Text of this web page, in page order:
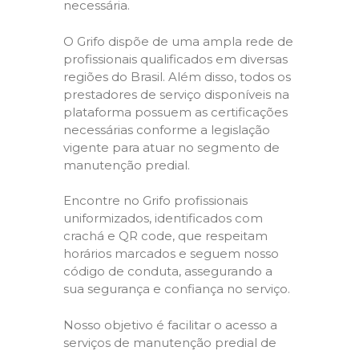
necessária.
O Grifo dispõe de uma ampla rede de
profissionais qualificados em diversas
regiões do Brasil. Além disso, todos os
prestadores de serviço disponíveis na
plataforma possuem as certificações
necessárias conforme a legislação
vigente para atuar no segmento de
manutenção predial.
Encontre no Grifo profissionais
uniformizados, identificados com
crachá e QR code, que respeitam
horários marcados e seguem nosso
código de conduta, assegurando a
sua segurança e confiança no serviço.
Nosso objetivo é facilitar o acesso a
serviços de manutenção predial de